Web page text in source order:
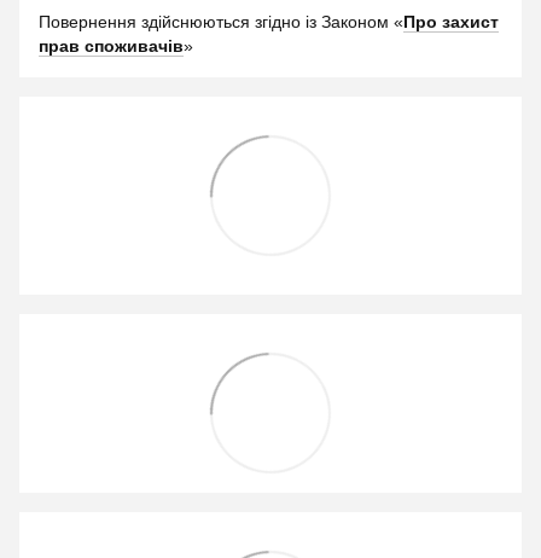
Повернення здійснюються згідно із Законом «Про захист
прав споживачів»